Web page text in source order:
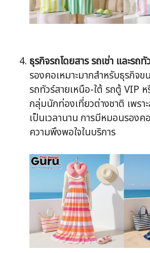
ธุรกิจรถโดยสาร รถเช่า และรถ
รองคอเหมาะมากสำหรับธุรกิจข
รถทัวร์สายเหนือ-ใต้ รถตู้ VIP ห
กลุ่มนักท่องเที่ยวต่างชาติ เพร
เป็นเวลานาน การมีหมอนรองค
ความพึงพอใจในบริการ